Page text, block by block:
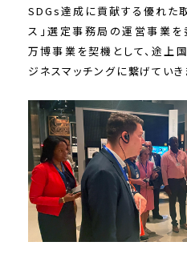
SDGs達成に貢献する優れた
ス」選定事務局の運営事業を
万博事業を契機として、途上
ジネスマッチングに繋げていき